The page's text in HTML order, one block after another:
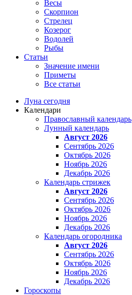
Весы
Скорпион
Стрелец
Козерог
Водолей
Рыбы
Статьи
Значение имени
Приметы
Все статьи
Луна сегодня
Календари
Православный календарь
Лунный календарь
Август 2026
Сентябрь 2026
Октябрь 2026
Ноябрь 2026
Декабрь 2026
Календарь стрижек
Август 2026
Сентябрь 2026
Октябрь 2026
Ноябрь 2026
Декабрь 2026
Календарь огородника
Август 2026
Сентябрь 2026
Октябрь 2026
Ноябрь 2026
Декабрь 2026
Гороскопы